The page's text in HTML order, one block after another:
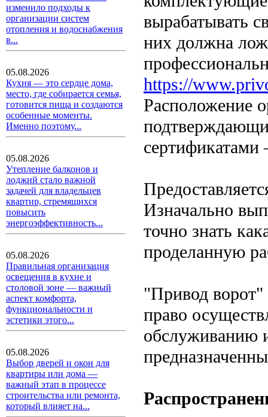
изменило подходы к
организации систем
отопления и водоснабжения
в...
05.08.2026
Кухня — это сердце дома,
место, где собирается семья,
готовится пища и создаются
особенные моменты.
Именно поэтому...
05.08.2026
Утепление балконов и
лоджий стало важной
задачей для владельцев
квартир, стремящихся
повысить
энергоэффективность...
05.08.2026
Правильная организация
освещения в кухне и
столовой зоне — важный
аспект комфорта,
функциональности и
эстетики этого...
05.08.2026
Выбор дверей и окон для
квартиры или дома —
важный этап в процессе
строительства или ремонта,
который влияет на...
вырабатывать
них должна
https://
Расположение
Изначально
точно знать
проделанную
"Привод
право
обслуживанию